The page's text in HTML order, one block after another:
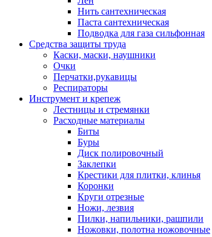
Нить сантехническая
Паста сантехническая
Подводка для газа сильфонная
Средства защиты труда
Каски, маски, наушники
Очки
Перчатки,рукавицы
Респираторы
Инструмент и крепеж
Лестницы и стремянки
Расходные материалы
Биты
Буры
Диск полировочный
Заклепки
Крестики для плитки, клинья
Коронки
Круги отрезные
Ножи, лезвия
Пилки, напильники, рашпили
Ножовки, полотна ножовочные